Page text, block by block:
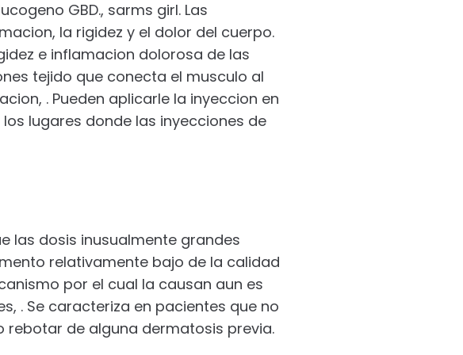
GBD., sarms girl. Las
la rigidez y el dolor del cuerpo.
e inflamacion dolorosa de las
tejido que conecta el musculo al
. Pueden aplicarle la inyeccion en
lugares donde las inyecciones de
las dosis inusualmente grandes
relativamente bajo de la calidad
por el cual la causan aun es
. Se caracteriza en pacientes que no
rebotar de alguna dermatosis previa.